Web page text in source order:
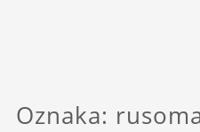
Oznaka: